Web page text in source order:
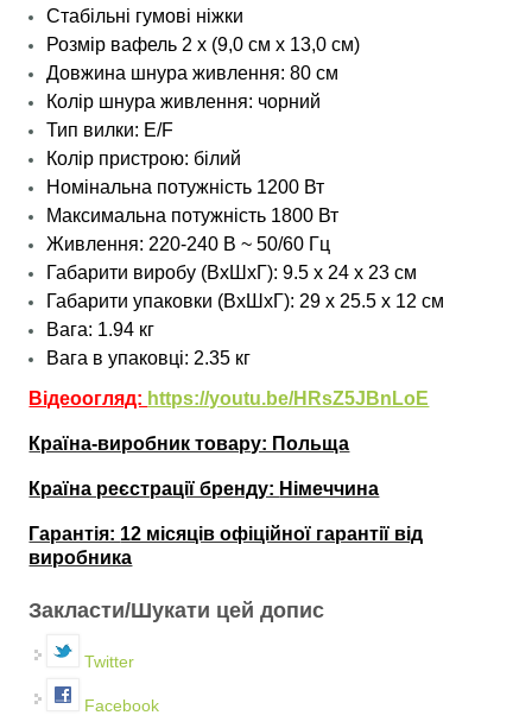
Стабільні гумові ніжки
Розмір вафель 2 x (9,0 см x 13,0 см)
Довжина шнура живлення: 80 см
Колір шнура живлення: чорний
Тип вилки: E/F
Колір пристрою: білий
Номінальна потужність 1200 Вт
Максимальна потужність 1800 Вт
Живлення: 220-240 В ~ 50/60 Гц
Габарити виробу (ВхШхГ): 9.5 х 24 х 23 см
Габарити упаковки (ВхШхГ): 29 х 25.5 х 12 см
Вага: 1.94 кг
Вага в упаковці: 2.35 кг
Відеоогляд: https://youtu.be/HRsZ5JBnLoE
Країна-виробник товару: Польща
Країна реєстрації бренду: Німеччина
Гарантія: 12 місяців офіційної гарантії від
виробника
Закласти/Шукати цей допис
Twitter
Facebook